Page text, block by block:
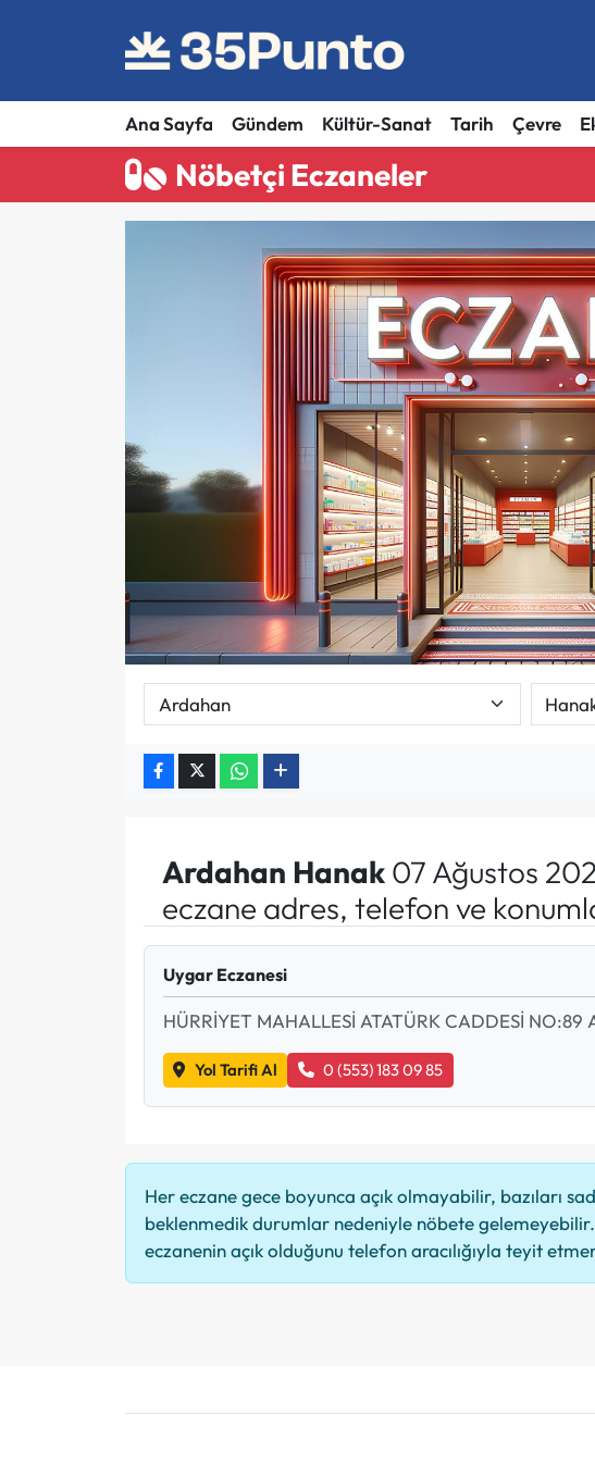
Ana Sayfa Gündem Kültür-Sanat Tarih Çevre
Nöbetçi Eczaneler
Ardahan Hanak07 Ağustos
eczane adres, telefon ve
Uygar Eczanesi
HÜRRİYET MAHALLESİ ATATÜRK CADDESİ NO:89
Yol Tarifi Al 0 (553) 183 09 85
Her eczane gece boyunca açık olmayabilir, bazıları
beklenmedik durumlar nedeniyle nöbete
eczanenin açık olduğunu telefon aracılığıyla teyit